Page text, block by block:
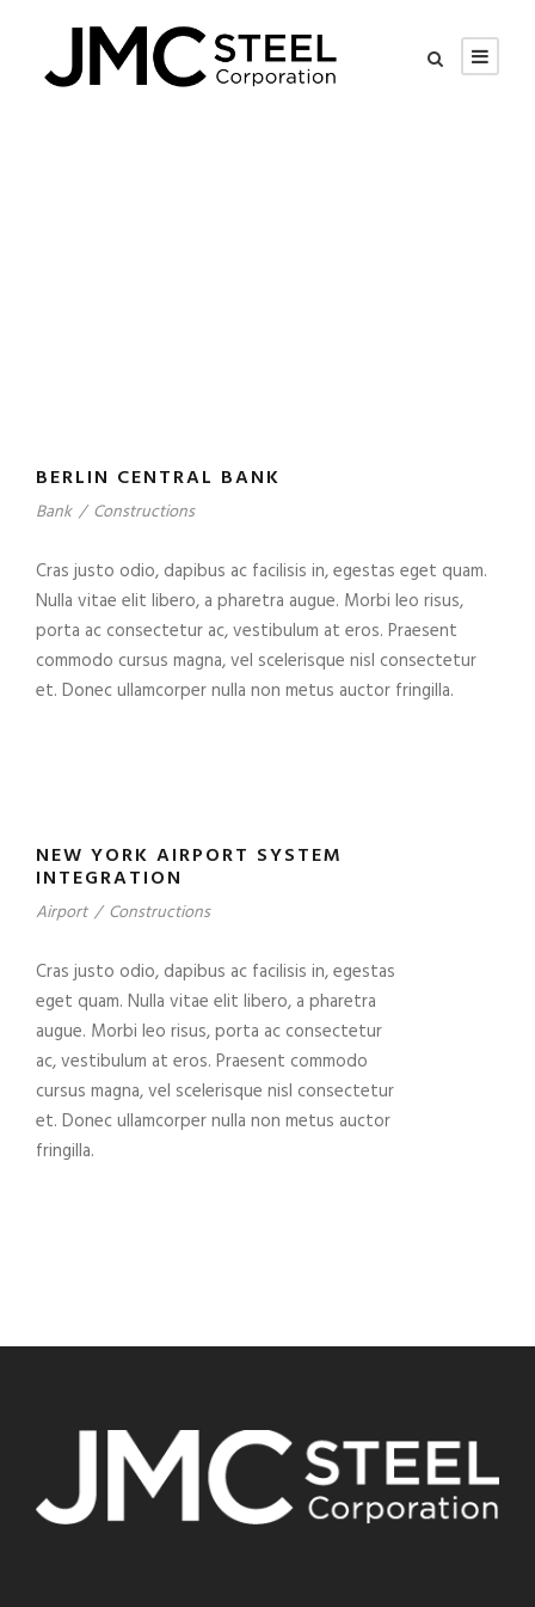
BERLIN CENTRAL BANK
Bank / Constructions
Cras justo odio, dapibus ac facilisis in, egestas eget quam.
Nulla vitae elit libero, a pharetra augue. Morbi leo risus,
porta ac consectetur ac, vestibulum at eros. Praesent
commodo cursus magna, vel scelerisque nisl consectetur
et. Donec ullamcorper nulla non metus auctor fringilla.
NEW YORK AIRPORT SYSTEM
INTEGRATION
Airport / Constructions
Cras justo odio, dapibus ac facilisis in, egestas
eget quam. Nulla vitae elit libero, a pharetra
augue. Morbi leo risus, porta ac consectetur
ac, vestibulum at eros. Praesent commodo
cursus magna, vel scelerisque nisl consectetur
et. Donec ullamcorper nulla non metus auctor
fringilla.